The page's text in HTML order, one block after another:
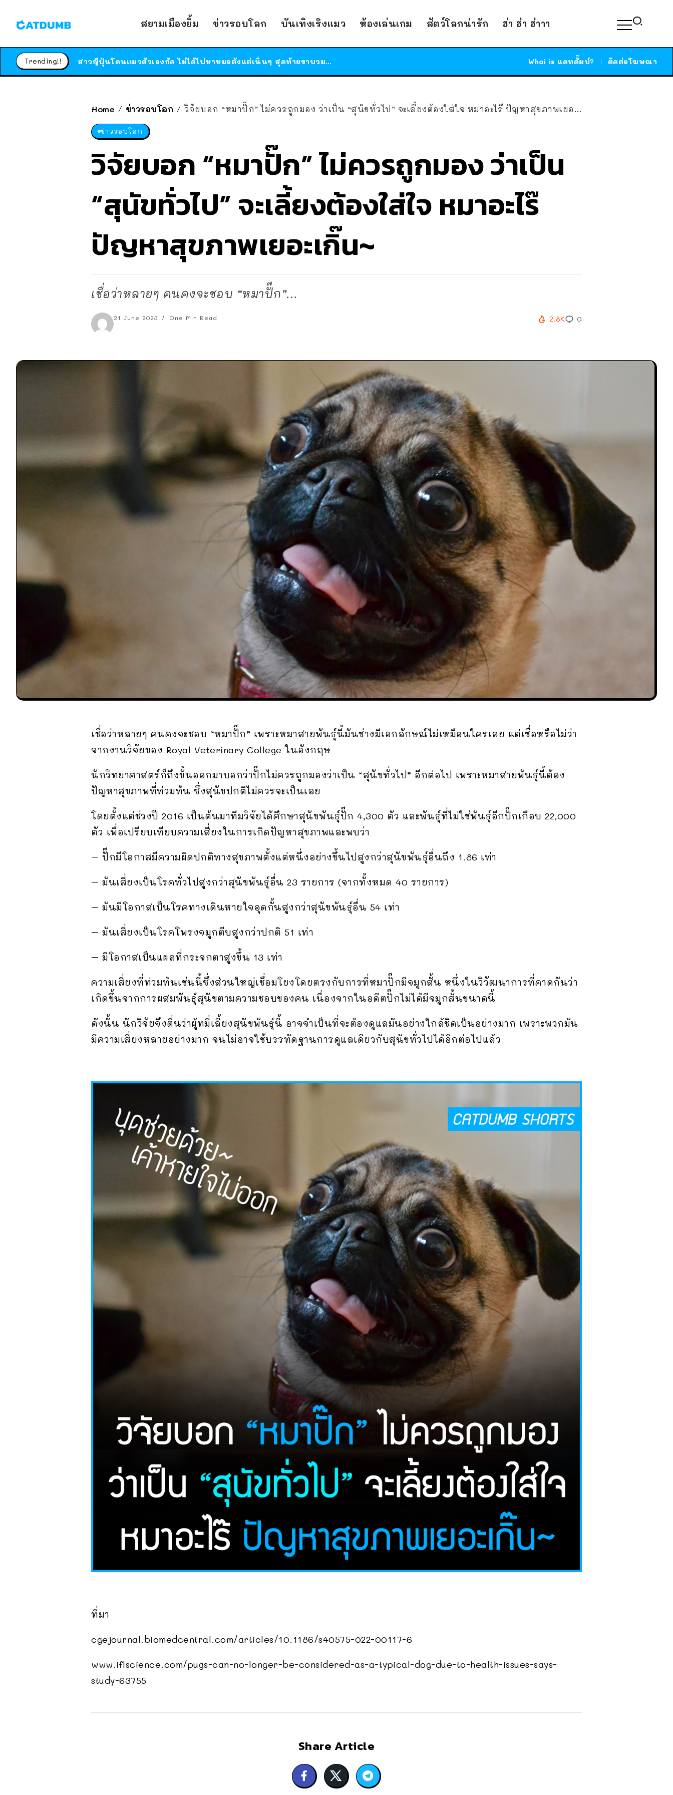
สยามเมืองยิ้ม ข่าวรอบโลก บันเทิงเริงแมว ห้องเล่นเกม สัตว์โลกน่ารัก ฮ่า ฮ่า ฮ่าาา
Trending!!
ร้านอาหารในนิวยอร์กประกาศปิดตัวลง หลังอยู่มานานกว่า 45 ปี ติดป้ายขอบคุณลูกค้าทุกคน แถมสูตรทำไวท์ซอสให้แบบจัดเต็ม
ได้เวลาเด็กหนวดรวมตัว RF Online Next เปิดให้เล่นแล้ว เกม Sci-Fi MMORPG ระดับตำนาน เล่นได้ทั้งมือถือและ PC Whai is แคทดั๊มบ์? ติดต่อโฆษณา
Home / ข่าวรอบโลก / วิจัยบอก “หมาปั๊ก” ไม่ควรถูกมอง ว่าเป็น “สุนัขทั่วไป” จะเลี้ยงต้องใส่ใจ หมาอะไร๊ ปัญหาสุขภาพเยอะเกิ๊น~
ข่าวรอบโลก
วิจัยบอก “หมาปั๊ก” ไม่ควรถูกมอง ว่าเป็น
“สุนัขทั่วไป” จะเลี้ยงต้องใส่ใจ หมาอะไร๊
ปัญหาสุขภาพเยอะเกิ๊น~
เชื่อว่าหลายๆ คนคงจะชอบ “หมาปั๊ก”...
21 June 2023 One Min Read 2.8K 0
เชื่อว่าหลายๆ คนคงจะชอบ “หมาปั๊ก” เพราะหมาสายพันธุ์นี้มันช่างมีเอกลักษณ์ไม่เหมือนใครเลย แต่เชื่อหรือไม่ว่า
จากงานวิจัยของ Royal Veterinary College ในอังกฤษ
นักวิทยาศาสตร์ก็ถึงขั้นออกมาบอกว่าปั๊กไม่ควรถูกมองว่าเป็น “สุนัขทั่วไป” อีกต่อไป เพราะหมาสายพันธุ์นี้ต้อง
ปัญหาสุขภาพที่ท่วมท้น ซึ่งสุนัขปกติไม่ควรจะเป็นเลย
โดยตั้งแต่ช่วงปี 2016 เป็นต้นมาทีมวิจัยได้ศึกษาสุนัขพันธุ์ปั๊ก 4,300 ตัว และพันธุ์ที่ไม่ใช่พันธุ์อีกปั๊กเกือบ 22,000
ตัว เพื่อเปรียบเทียบความเสี่ยงในการเกิดปัญหาสุขภาพและพบว่า
– ปั๊กมีโอกาสมีความผิดปกติทางสุขภาพตั้งแต่หนึ่งอย่างขึ้นไปสูงกว่าสุนัขพันธุ์อื่นถึง 1.86 เท่า
– มันเสี่ยงเป็นโรคทั่วไปสูงกว่าสุนัขพันธุ์อื่น 23 รายการ (จากทั้งหมด 40 รายการ)
– มันมีโอกาสเป็นโรคทางเดินหายใจอุดกั้นสูงกว่าสุนัขพันธุ์อื่น 54 เท่า
– มันเสี่ยงเป็นโรคโพรงจมูกตีบสูงกว่าปกติ 51 เท่า
– มีโอกาสเป็นแผลที่กระจกตาสูงขึ้น 13 เท่า
ความเสี่ยงที่ท่วมท้นเช่นนี้ซึ่งส่วนใหญ่เชื่อมโยงโดยตรงกับการที่หมาปั๊กมีจมูกสั้น หนึ่งในวิวัฒนาการที่คาดกันว่า
เกิดขึ้นจากการผสมพันธุ์สุนัขตามความชอบของคน เนื่องจากในอดีตปั๊กไม่ได้มีจมูกสั้นขนาดนี้
ดังนั้น นักวิจัยจึงตื่นว่าผู้ทมี่เลี้ยงสุนัขพันธุ์นี้ อาจจำเป็นที่จะต้องดูแลมันอย่างใกล้ชิดเป็นอย่างมาก เพราะพวกมัน
มีความเสี่ยงหลายอย่างมาก จนไม่อาจใช้บรรทัดฐานการดูแลเดียวกับสุนัขทั่วไปได้อีกต่อไปแล้ว
ที่มา
cgejournal.biomedcentral.com/articles/10.1186/s40575-022-00117-6
www.iflscience.com/pugs-can-no-longer-be-considered-as-a-typical-dog-due-to-health-issues-says-
study-63755
Share Article